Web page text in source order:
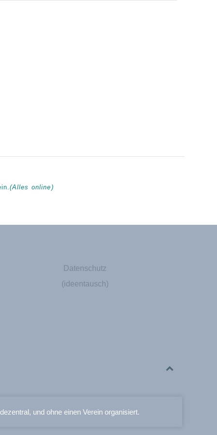
(Alles online)
Datenschutz
(ideentausch)
und ohne einen Verein organisiert.